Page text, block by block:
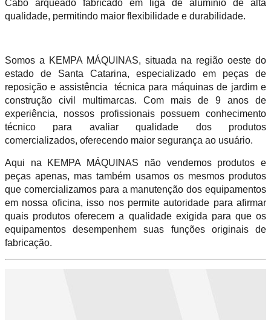
Cabo arqueado fabricado em liga de alumínio de alta
qualidade, permitindo maior flexibilidade e durabilidade.
Somos a KEMPA MÁQUINAS, situada na região oeste do
estado de Santa Catarina, especializado em peças de
reposição e assistência técnica para máquinas de jardim e
construção civil multimarcas. Com mais de 9 anos de
experiência, nossos profissionais possuem conhecimento
técnico para avaliar qualidade dos produtos
comercializados, oferecendo maior segurança ao usuário.
Aqui na KEMPA MÁQUINAS não vendemos produtos e
peças apenas, mas também usamos os mesmos produtos
que comercializamos para a manutenção dos equipamentos
em nossa oficina, isso nos permite autoridade para afirmar
quais produtos oferecem a qualidade exigida para que os
equipamentos desempenhem suas funções originais de
fabricação.